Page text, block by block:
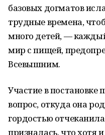
базовых догматов
трудные времена,
много детей, —
мир с пищей,
Всевышним.
Участие в
вопрос, откуда она
гордостью
призналась, что хотя